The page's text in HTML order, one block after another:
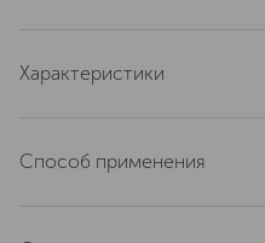
Характеристики
Способ применения